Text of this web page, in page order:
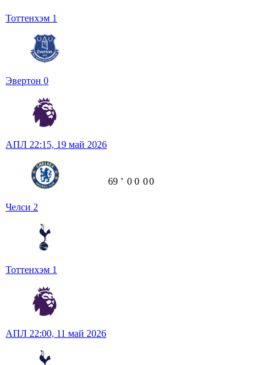
Тоттенхэм 1
Эвертон 0
АПЛ 22:15, 19 май 2026
Челси 2
Тоттенхэм 1
69 ʼ 0 0 00
АПЛ 22:00, 11 май 2026